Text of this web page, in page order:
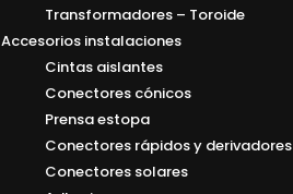
Transformadores – Toroide
Accesorios instalaciones
Cintas aislantes
Conectores cónicos
Prensa estopa
Conectores rápidos y derivadores
Conectores solares